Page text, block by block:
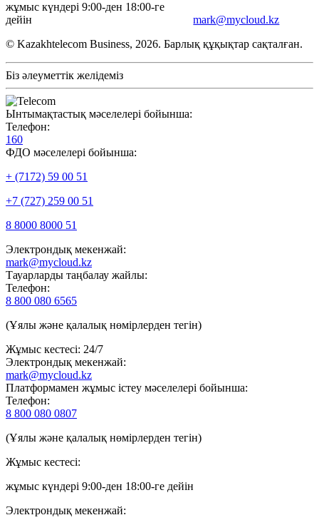
жұмыс күндері 9:00-ден 18:00-ге
дейін
mark@mycloud.kz
© Kazakhtelecom Business, 2026. Барлық құқықтар сақталған.
Біз әлеуметтік желідеміз
Ынтымақтастық мәселелері бойынша:
Телефон:
160
ФДО мәселелері бойынша:
+ (7172) 59 00 51
+7 (727) 259 00 51
8 8000 8000 51
Электрондық мекенжай:
mark@mycloud.kz
Тауарларды таңбалау жайлы:
Телефон:
8 800 080 6565
(Ұялы және қалалық нөмірлерден тегін)
Жұмыс кестесі: 24/7
Электрондық мекенжай:
mark@mycloud.kz
Платформамен жұмыс істеу мәселелері бойынша:
Телефон:
8 800 080 0807
(Ұялы және қалалық нөмірлерден тегін)
Жұмыс кестесі:
жұмыс күндері 9:00-ден 18:00-ге дейін
Электрондық мекенжай: